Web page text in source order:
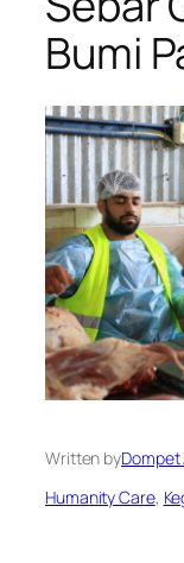
Bumi
Written by
Humanity Care,